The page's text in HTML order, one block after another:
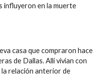
influyeron en la muerte
casa que compraron hace
de Dallas. Allí vivían con
la relación anterior de